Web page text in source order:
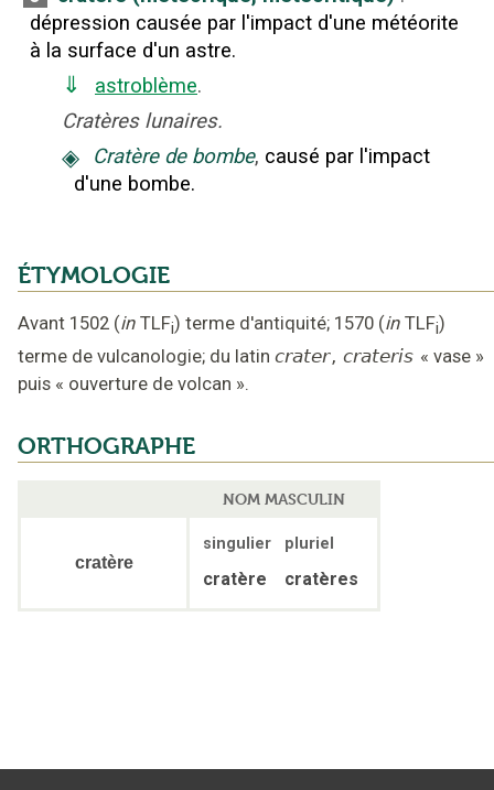
dépression causée par l'impact d'une météorite
à la surface d'un astre.
⇓ astroblème.
Cratères lunaires.
◈ Cratère de bombe, causé par l'impact
d'une bombe.
ÉTYMOLOGIE
Avant 1502 (in TLFi) terme d'antiquité; 1570 (in TLFi)
terme de vulcanologie; du latin crater, crateris « vase »
puis « ouverture de volcan ».
ORTHOGRAPHE
NOM MASCULIN
cratère
singulier pluriel
cratère cratères